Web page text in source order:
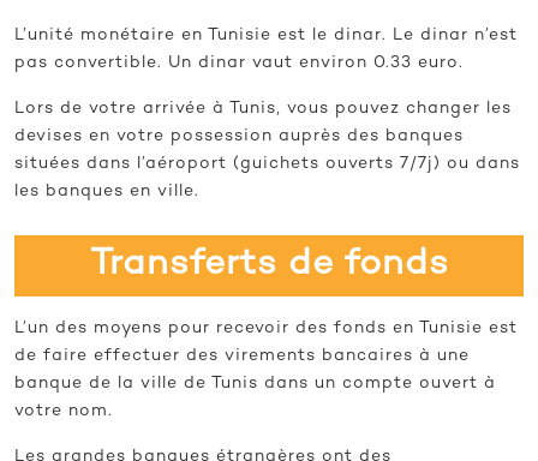
L’unité monétaire en Tunisie est le dinar. Le dinar n’est
pas convertible. Un dinar vaut environ 0.33 euro.
Lors de votre arrivée à Tunis, vous pouvez changer les
devises en votre possession auprès des banques
situées dans l’aéroport (guichets ouverts 7/7j) ou dans
les banques en ville.
Transferts de fonds
L’un des moyens pour recevoir des fonds en Tunisie est
de faire effectuer des virements bancaires à une
banque de la ville de Tunis dans un compte ouvert à
votre nom.
Les grandes banques étrangères ont des